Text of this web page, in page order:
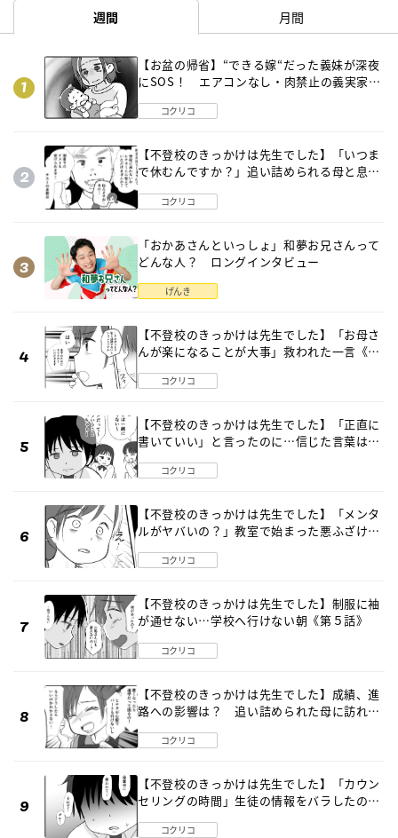
週間 月間
【お盆の帰省】“できる嫁“だった義妹が深夜
にSOS！ エアコンなし・肉禁止の義実家ル
コクリコ
【不登校のきっかけは先生でした】「いつま
で休むんですか？」追い詰められる母と息子
コクリコ
「おかあさんといっしょ」和夢お兄さんって
どんな人？ ロングインタビュー
げんき
【不登校のきっかけは先生でした】「お母さ
んが楽になることが大事」救われた一言《第
コクリコ
【不登校のきっかけは先生でした】「正直に
書いていい」と言ったのに…信じた言葉は噓
コクリコ
【不登校のきっかけは先生でした】「メンタ
ルがヤバいの？」教室で始まった悪ふざけ
コクリコ
【不登校のきっかけは先生でした】制服に袖
が通せない…学校へ行けない朝《第５話》
コクリコ
【不登校のきっかけは先生でした】成績、進
路への影響は？ 追い詰められた母に訪れた
コクリコ
【不登校のきっかけは先生でした】「カウン
セリングの時間」生徒の情報をバラしたの
コクリコ